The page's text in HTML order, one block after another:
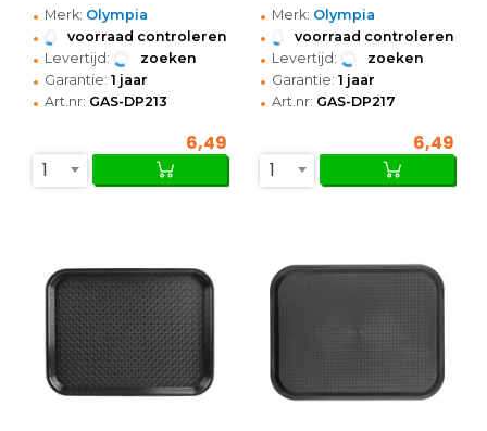
• Merk: Olympia
• voorraad controleren
• Levertijd: zoeken
• Garantie: 1 jaar
• Art.nr: GAS-DP213
6,49
1
• Merk: Olympia
• voorraad controleren
• Levertijd: zoeken
• Garantie: 1 jaar
• Art.nr: GAS-DP217
6,49
1